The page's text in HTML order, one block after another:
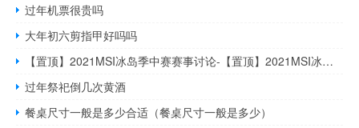
过年机票很贵吗
大年初六剪指甲好吗吗
【置顶】2021MSI冰岛季中赛赛事讨论-【置顶】2021MSI冰岛季中赛赛事讨论什么梗-「鲸吼社区」
过年祭祀倒几次黄酒
餐桌尺寸一般是多少合适（餐桌尺寸一般是多少）